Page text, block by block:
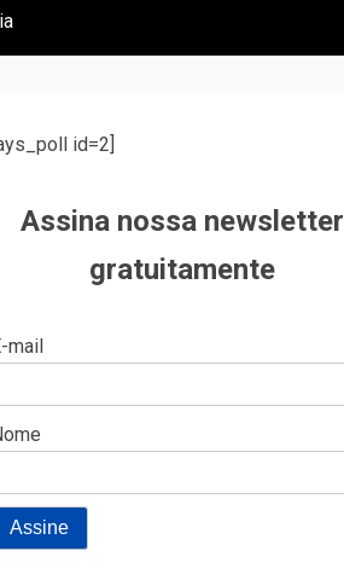
id=2]
Assina nossa newsletter
gratuitamente
mail